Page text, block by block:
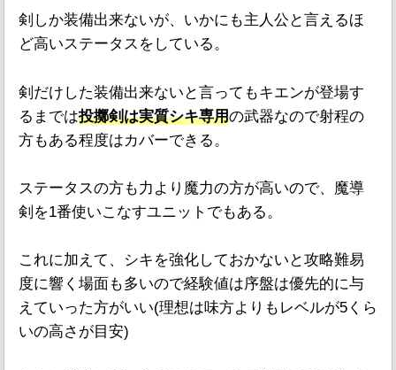
剣しか装備出来ないが、いかにも主人公と言えるほ
ど高いステータスをしている。
剣だけした装備出来ないと言ってもキエンが登場す
るまでは投擲剣は実質シキ専用の武器なので射程の
方もある程度はカバーできる。
ステータスの方も力より魔力の方が高いので、魔導
剣を1番使いこなすユニットでもある。
これに加えて、シキを強化しておかないと攻略難易
度に響く場面も多いので経験値は序盤は優先的に与
えていった方がいい(理想は味方よりもレベルが5くら
いの高さが目安)